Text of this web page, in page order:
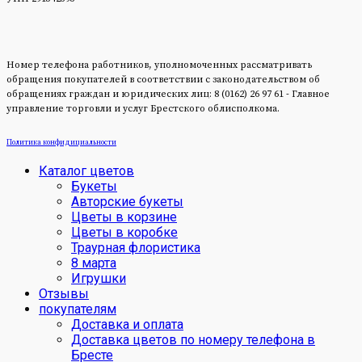
Номер телефона работников, уполномоченных рассматривать
обращения покупателей в соответствии с законодательством об
обращениях граждан и юридических лиц: 8 (0162) 26 97 61 - Главное
управление торговли и услуг Брестского облисполкома.
Политика конфидициальности
Каталог цветов
Букеты
Авторские букеты
Цветы в корзине
Цветы в коробке
Траурная флористика
8 марта
Игрушки
Отзывы
покупателям
Доставка и оплата
Доставка цветов по номеру телефона в
Бресте